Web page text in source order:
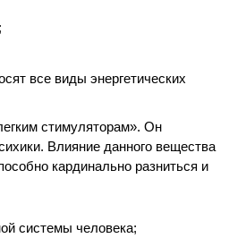
все виды энергетических
стимуляторам». Он
Влияние данного вещества
кардинально разниться и
системы человека;